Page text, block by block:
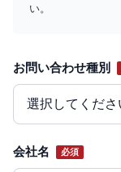
い。
Website
お問い合わせ種別
会社名 必須